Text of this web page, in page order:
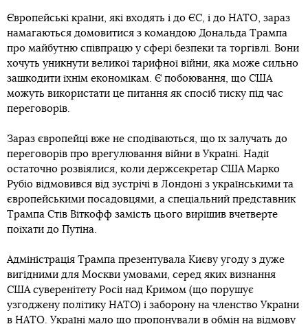
Європейські країни, які входять і до ЄС, і до НАТО, зараз
намагаються домовитися з командою Дональда Трампа
про майбутню співпрацю у сфері безпеки та торгівлі. Вони
хочуть уникнути великої тарифної війни, яка може сильно
зашкодити їхнім економікам. Є побоювання, що США
можуть використати це питання як спосіб тиску під час
переговорів.
Зараз європейці вже не сподіваються, що їх залучать до
переговорів про врегулювання війни в Україні. Надії
остаточно розвіялися, коли держсекретар США Марко
Рубіо відмовився від зустрічі в Лондоні з українськими та
європейськими посадовцями, а спеціальний представник
Трампа Стів Віткофф замість цього вирішив вчетверте
поїхати до Путіна.
Адміністрація Трампа презентувала Києву угоду з дуже
вигідними для Москви умовами, серед яких визнання
США суверенітету Росії над Кримом (що порушує
узгоджену політику НАТО) і заборону на членство України
в НАТО. Україні мало що пропонували в обмін на відмову